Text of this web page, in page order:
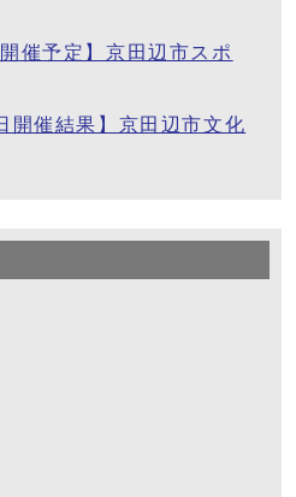
催予定】京田辺市スポ
開催結果】京田辺市文化